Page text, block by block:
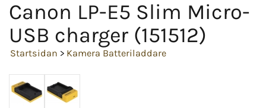
Canon LP-E5 Slim Micro-
USB charger (151512)
Startsidan > Kamera Batteriladdare